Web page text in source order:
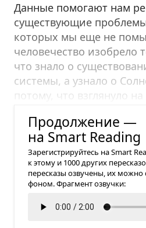
Данные помогают нам
существующие
которых мы еще не
человечество изобрело
что знало о
системы, а узнало о
потому, что взглянуло
Продолжение —
на Smart Reading
Зарегистрируйтесь на Smart
к этому и 1000 других
пересказы озвучены, их можно
фоном. Фрагмент озвучки: